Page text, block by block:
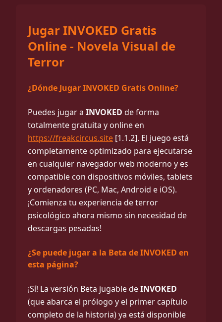
Jugar INVOKED Gratis
Online - Novela Visual de
Terror
¿Dónde Jugar INVOKED Gratis Online?
Puedes jugar a INVOKED de forma
totalmente gratuita y online en
https://freakcircus.site [1.1.2]. El juego está
completamente optimizado para ejecutarse
en cualquier navegador web moderno y es
compatible con dispositivos móviles, tablets
y ordenadores (PC, Mac, Android e iOS).
¡Comienza tu experiencia de terror
psicológico ahora mismo sin necesidad de
descargas pesadas!
¿Se puede jugar a la Beta de INVOKED en
esta página?
¡Sí! La versión Beta jugable deINVOKED
(que abarca el prólogo y el primer capítulo
completo de la historia) ya está disponible